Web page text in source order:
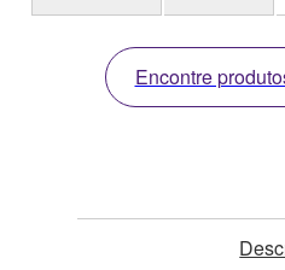
Encontre